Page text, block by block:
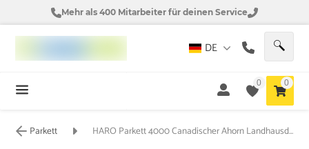
Mehr als 400 Mitarbeiter für deinen Service
DE
0 0
Parkett HARO Parkett 4000 Canadischer Ahorn Landhausdiele